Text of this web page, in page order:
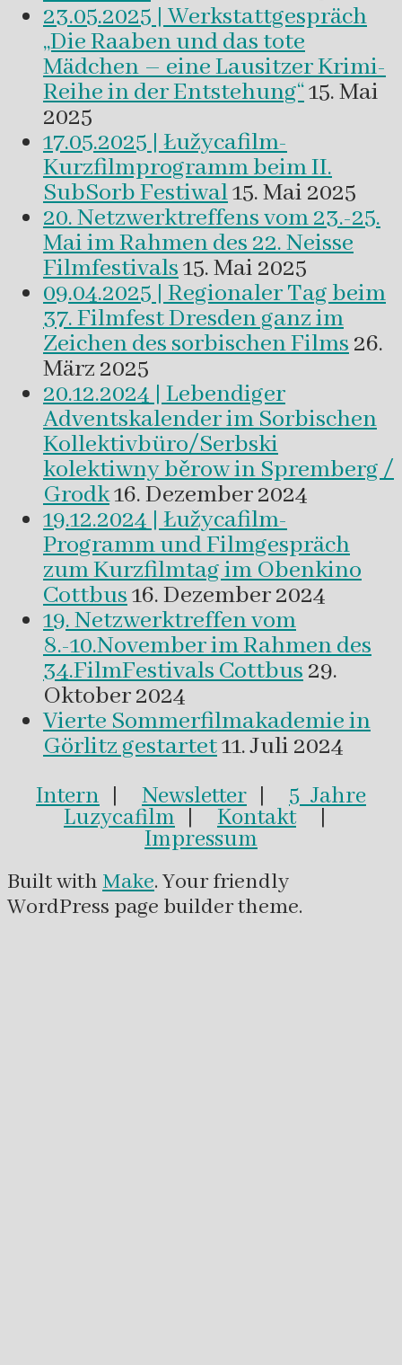
23.05.2025 | Werkstattgespräch
„Die Raaben und das tote
Mädchen – eine Lausitzer Krimi-
Reihe in der Entstehung“15. Mai
2025
17.05.2025 | Łužycafilm-
Kurzfilmprogramm beim II.
SubSorb Festiwal15. Mai 2025
20. Netzwerktreffens vom 23.-25.
Mai im Rahmen des 22. Neisse
Filmfestivals15. Mai 2025
09.04.2025 | Regionaler Tag beim
37. Filmfest Dresden ganz im
Zeichen des sorbischen Films26.
März 2025
20.12.2024 | Lebendiger
Adventskalender im Sorbischen
Kollektivbüro/Serbski
kolektiwny běrow in Spremberg /
Grodk16. Dezember 2024
19.12.2024 | Łužycafilm-
Programm und Filmgespräch
zum Kurzfilmtag im Obenkino
Cottbus16. Dezember 2024
19. Netzwerktreffen vom
8.-10.November im Rahmen des
34.FilmFestivals Cottbus29.
Oktober 2024
Vierte Sommerfilmakademie in
Görlitz gestartet11. Juli 2024
Intern | Newsletter | 5 Jahre
Luzycafilm | Kontakt|
Impressum
Built withMake. Your friendly
WordPress page builder theme.